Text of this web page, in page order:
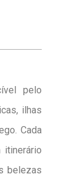
pelo
ilhas
Cada
itinerário
belezas